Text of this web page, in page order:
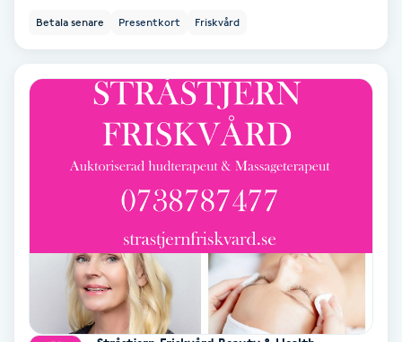
Nagelförlängning
Nagelförlängning gelé
Nagelförlängning glasfiber
Nagelförlängning silke
Betala senare Presentkort Friskvård